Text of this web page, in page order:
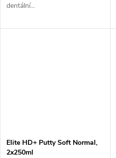
dentální...
Elite HD+ Putty Soft Normal,
2x250ml